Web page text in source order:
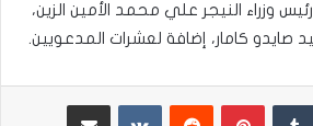
رئيس وزراء النيجر علي محمد الأمين الزين،
صايدو كامار، إضافة لعشرات المدعويين.
بينتيريست مشاركة عبر البريد